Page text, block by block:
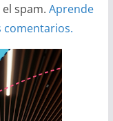
spam. Aprende
comentarios.